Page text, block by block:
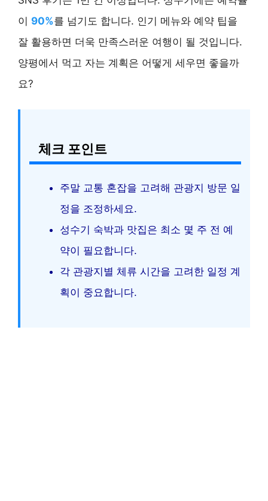
이 90%를 넘기도 합니다. 인기 메뉴와 예약 팁을
잘 활용하면 더욱 만족스러운 여행이 될 것입니다.
양평에서 먹고 자는 계획은 어떻게 세우면 좋을까
요?
체크 포인트
주말 교통 혼잡을 고려해 관광지 방문 일
정을 조정하세요.
성수기 숙박과 맛집은 최소 몇 주 전 예
약이 필요합니다.
각 관광지별 체류 시간을 고려한 일정 계
획이 중요합니다.